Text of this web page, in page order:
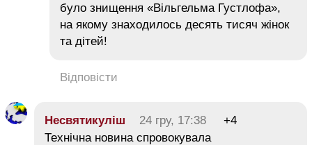
було знищення «Вільгельма Густлофа»,
на якому знаходилось десять тисяч жінок
та дітей!
Відповісти
Несвятикуліш 24 гру, 17:38
+4
Технічна новина спровокувала